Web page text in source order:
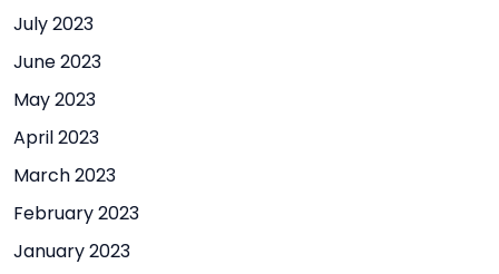
July 2023
June 2023
May 2023
April 2023
March 2023
February 2023
January 2023